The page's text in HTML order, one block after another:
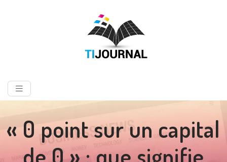
« 0 point sur un capital
de 0 » : que signifie